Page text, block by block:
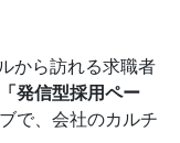
から訪れる求職者
「発信型採用ペー
で、会社のカルチ